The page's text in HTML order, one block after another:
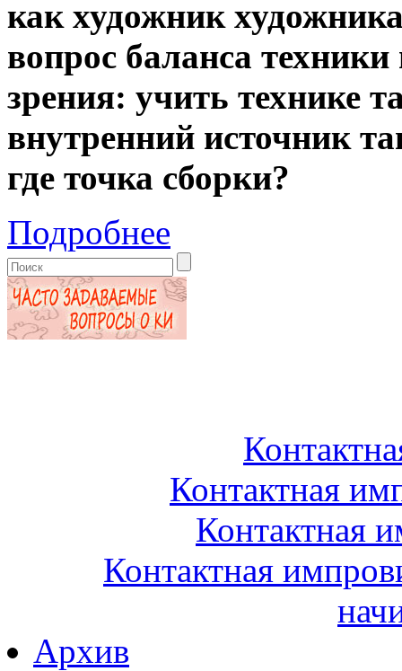
как художник
вопрос баланса
зрения: учить технике
внутренний источник
где точка сборки?
Подробнее
Контактная
Контактная
Контактная
Архив